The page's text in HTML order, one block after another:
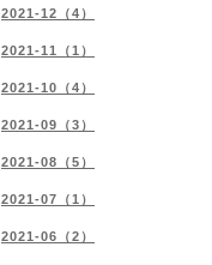
2021-12（4）
2021-11（1）
2021-10（4）
2021-09（3）
2021-08（5）
2021-07（1）
2021-06（2）